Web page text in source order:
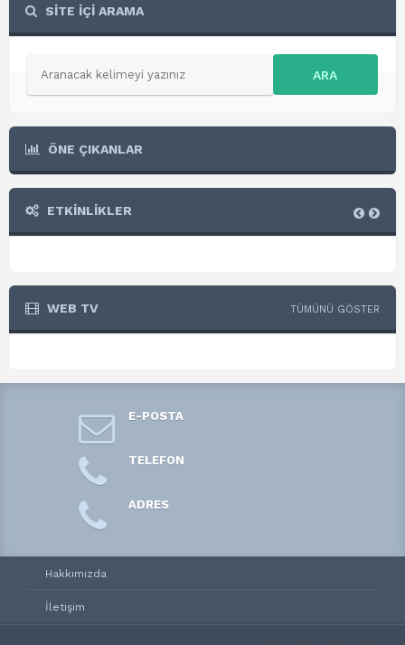
SİTE İÇİ ARAMA
ARA
ÖNE ÇIKANLAR
ETKİNLİKLER
WEB TV TÜMÜNÜ GÖSTER
E-POSTA
TELEFON
ADRES
Hakkımızda
İletişim